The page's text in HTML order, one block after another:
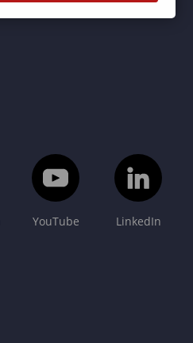
YouTube LinkedIn